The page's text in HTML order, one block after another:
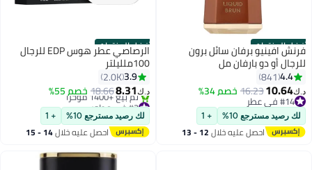
أفضل المنتجات
فرنش افينيو برفان سائل برون
للرجال أو دو بارفان مل
4.4
841
د.ك‏10.64
16.23خصم 34%
#14 في عطر
#14 في عطر
لك رصيد مسترجع 10% + 1
احصل عليه خلال 12 - 13
أفضل المنتجات الرصاصي عطر هوس EDP للرجال
100ملليلتر
3.9
2.0K
د.ك‏8.31
18.66خصم 55%
#3 في عطور
بتخلّص بسرعة
تم بيع +1400 مؤخرًا
#3 في عطور
لك رصيد مسترجع 10% + 1
احصل عليه خلال 14 - 15